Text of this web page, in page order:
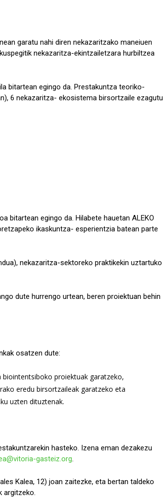
garatu nahi diren nekazaritzako maneiuen
nekazaritza-ekintzailetzara hurbiltzea
bitartean egingo da. Prestakuntza teoriko-
6 nekazaritza- ekosistema birsortzaile ezagutu
bitartean egingo da. Hilabete hauetan ALEKO
ikaskuntza- esperientzia batean parte
nekazaritza-sektoreko praktikekin uztartuko
dute hurrengo urtean, beren proiektuan behin
osatzen dute:
proiektuak garatzeko,
eredu birsortzaileak garatzeko eta
uzten dituztenak.
hasteko. Izena eman dezakezu
gasteiz.org.
Kalea, 12) joan zaitezke, eta bertan taldeko
argitzeko.